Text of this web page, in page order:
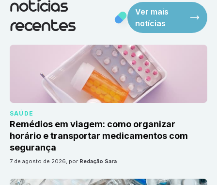
notícias
recentes
Ver mais
notícias
SAÚDE
Remédios em viagem: como organizar
horário e transportar medicamentos com
segurança
7 de agosto de 2026, por Redação Sara